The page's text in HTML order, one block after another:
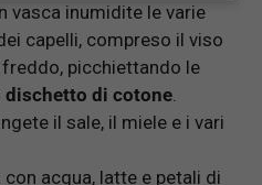
vasca inumidite le varie
capelli, compreso il viso
picchiettando le
dischetto di cotone.
il sale, il miele e i vari
con acqua, latte e petali di